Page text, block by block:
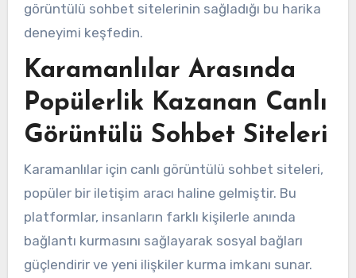
görüntülü sohbet sitelerinin sağladığı bu harika
deneyimi keşfedin.
Karamanlılar Arasında
Popülerlik Kazanan Canlı
Görüntülü Sohbet Siteleri
Karamanlılar için canlı görüntülü sohbet siteleri,
popüler bir iletişim aracı haline gelmiştir. Bu
platformlar, insanların farklı kişilerle anında
bağlantı kurmasını sağlayarak sosyal bağları
güçlendirir ve yeni ilişkiler kurma imkanı sunar.